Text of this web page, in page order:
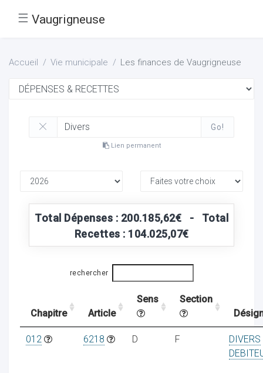
☰ Vaugrigneuse
Accueil Vie municipale Les finances de Vaugrigneuse
Go!
Lien permanent
Total Dépenses : 200.185,62€ - Total
Recettes : 104.025,07€
rechercher
Chapitre Article
Sens
Section
012 6218 D F
DIVERS